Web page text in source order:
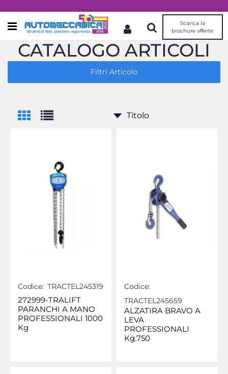
Open menu
Scarica la
brochure offerte
CATALOGO ARTICOLI
Filtri Articolo
Codice: TRACTEL245319
272999-TRALIFT
PARANCHI A MANO
PROFESSIONALI 1000
Kg
Codice:
TRACTEL245659
ALZATIRA BRAVO A
LEVA
PROFESSIONALI
Kg.750